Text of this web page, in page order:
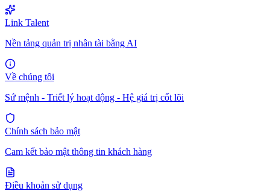
Link Talent
Nền tảng quản trị nhân tài bằng AI
Về chúng tôi
Sứ mệnh - Triết lý hoạt động - Hệ giá trị cốt lõi
Chính sách bảo mật
Cam kết bảo mật thông tin khách hàng
Điều khoản sử dụng